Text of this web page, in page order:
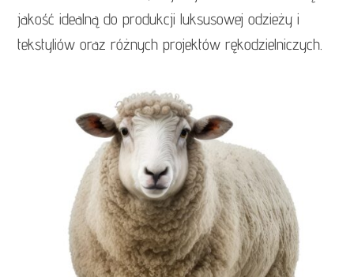
jakość idealną do produkcji luksusowej odzieży i
tekstyliów oraz różnych projektów rękodzielniczych.